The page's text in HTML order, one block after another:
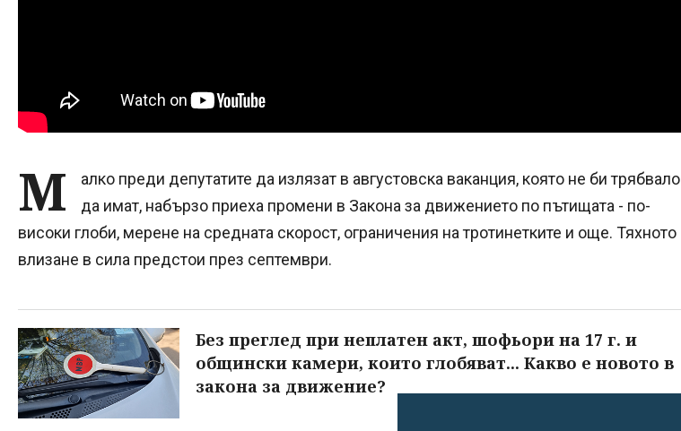
М
алко преди депутатите да излязат в августовска ваканция, която не би трябвало
да имат, набързо приеха промени в Закона за движението по пътищата - по-
високи глоби, мерене на средната скорост, ограничения на тротинетките и още. Тяхното
влизане в сила предстои през септември.
Без преглед при неплатен акт, шофьори на 17 г. и
общински камери, които глобяват... Какво е новото в
закона за движение?